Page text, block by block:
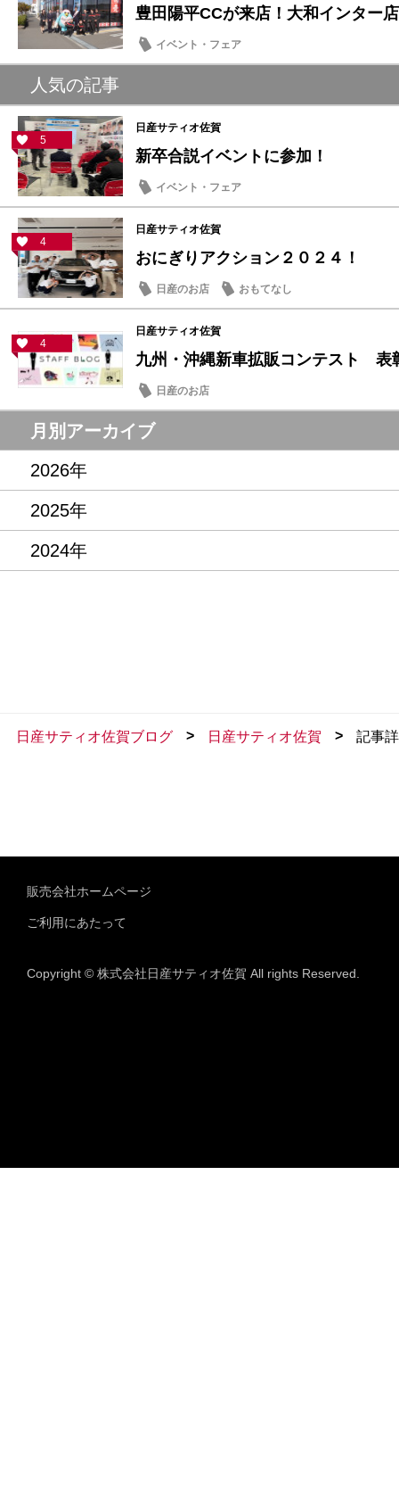
豊田陽平CCが来店！大和インター
イベント・フェア
人気の記事
5
日産サティオ佐賀
新卒合説イベントに参加！
イベント・フェア
4
日産サティオ佐賀
おにぎりアクション２０２４！
日産のお店 おもてなし
4
日産サティオ佐賀
九州・沖縄新車拡販コンテスト 表
日産のお店
月別アーカイブ
2026年
2025年
2024年
日産サティオ佐賀ブログ > 日産サティオ佐賀 > 記事
販売会社ホームページ
ご利用にあたって
Copyright © 株式会社日産サティオ佐賀 All rights Reserved.